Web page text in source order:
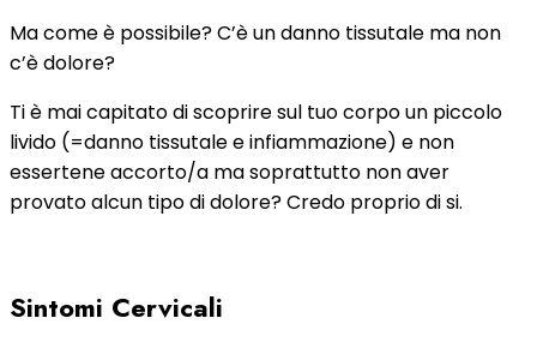
Ma come è possibile? C’è un danno tissutale ma non
c’è dolore?
Ti è mai capitato di scoprire sul tuo corpo un piccolo
livido (=danno tissutale e infiammazione) e non
essertene accorto/a ma soprattutto non aver
provato alcun tipo di dolore? Credo proprio di si.
Sintomi Cervicali